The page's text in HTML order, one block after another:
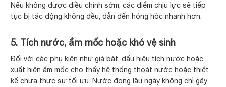
Nếu không được điều chỉnh sớm, các điểm chịu lực sẽ tiếp
tục bị tác động không đều, dẫn đến hỏng hóc nhanh hơn.
5. Tích nước, ẩm mốc hoặc khó vệ sinh
Đối với các phụ kiện như giá bát, dấu hiệu tích nước hoặc
xuất hiện ẩm mốc cho thấy hệ thống thoát nước hoặc thiết
kế chưa thực sự tối ưu. Nước đọng lâu ngày không chỉ gây